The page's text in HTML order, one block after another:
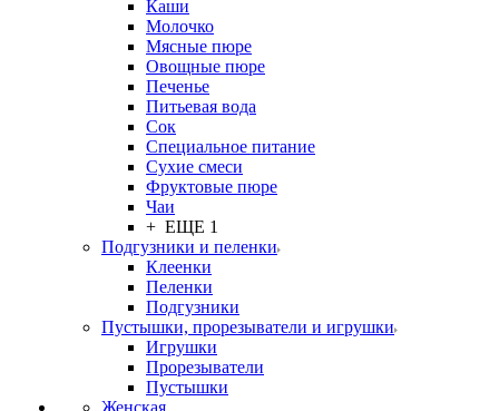
Каши
Молочко
Мясные пюре
Овощные пюре
Печенье
Питьевая вода
Сок
Специальное питание
Сухие смеси
Фруктовые пюре
Чаи
+ ЕЩЕ 1
Подгузники и пеленки
Клеенки
Пеленки
Подгузники
Пустышки, прорезыватели и игрушки
Игрушки
Прорезыватели
Пустышки
Женская